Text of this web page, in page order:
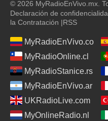
© 2026 MyRadioEnVivo.mx.
Declaración de
la Contratación |RSS
MyRadioEnVivo.co
MyRadioOnline.cl
MyRadioStanice.rs
MyRadioEnVivo.ar
UKRadioLive.com
MyOnlineRadio.nl